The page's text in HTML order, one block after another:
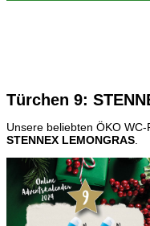
Türchen 9:
Unsere beliebten ÖKO WC-
STENNEX LEMONGRAS